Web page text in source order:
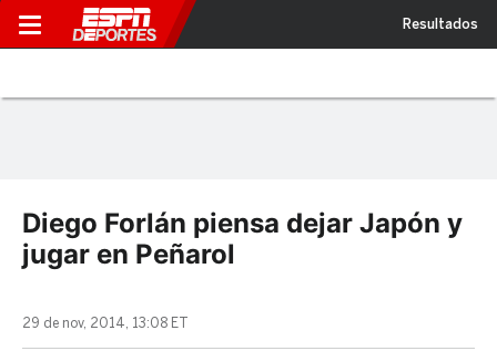
Resultados
Diego Forlán piensa dejar Japón y
jugar en Peñarol
29 de nov, 2014, 13:08 ET